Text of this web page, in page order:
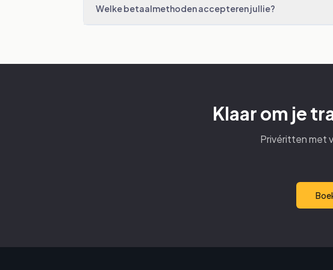
Welke betaalmethoden accepteren jullie?
Klaar om je
Privéritten met